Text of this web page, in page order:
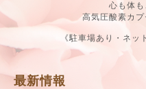
心も体も
高気圧酸素カ
《駐車場あり・ネッ
最新情報